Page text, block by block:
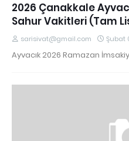
2026 Çanakkale
Sahur Vakitleri (Tam
sarisivat@gmail.com Şubat
Ayvacık 2026 Ramazan